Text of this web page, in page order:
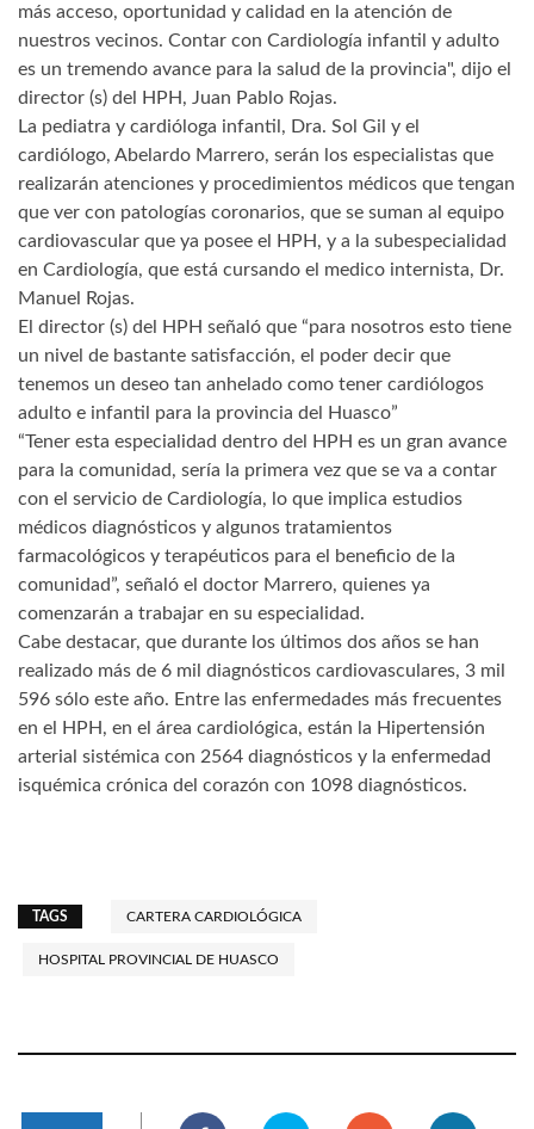
más acceso, oportunidad y calidad en la atención de
nuestros vecinos. Contar con Cardiología infantil y adulto
es un tremendo avance para la salud de la provincia", dijo el
director (s) del HPH, Juan Pablo Rojas.
La pediatra y cardióloga infantil, Dra. Sol Gil y el
cardiólogo, Abelardo Marrero, serán los especialistas que
realizarán atenciones y procedimientos médicos que tengan
que ver con patologías coronarios, que se suman al equipo
cardiovascular que ya posee el HPH, y a la subespecialidad
en Cardiología, que está cursando el medico internista, Dr.
Manuel Rojas.
El director (s) del HPH señaló que “para nosotros esto tiene
un nivel de bastante satisfacción, el poder decir que
tenemos un deseo tan anhelado como tener cardiólogos
adulto e infantil para la provincia del Huasco”
“Tener esta especialidad dentro del HPH es un gran avance
para la comunidad, sería la primera vez que se va a contar
con el servicio de Cardiología, lo que implica estudios
médicos diagnósticos y algunos tratamientos
farmacológicos y terapéuticos para el beneficio de la
comunidad”, señaló el doctor Marrero, quienes ya
comenzarán a trabajar en su especialidad.
Cabe destacar, que durante los últimos dos años se han
realizado más de 6 mil diagnósticos cardiovasculares, 3 mil
596 sólo este año. Entre las enfermedades más frecuentes
en el HPH, en el área cardiológica, están la Hipertensión
arterial sistémica con 2564 diagnósticos y la enfermedad
isquémica crónica del corazón con 1098 diagnósticos.
TAGS CARTERA CARDIOLÓGICA
HOSPITAL PROVINCIAL DE HUASCO